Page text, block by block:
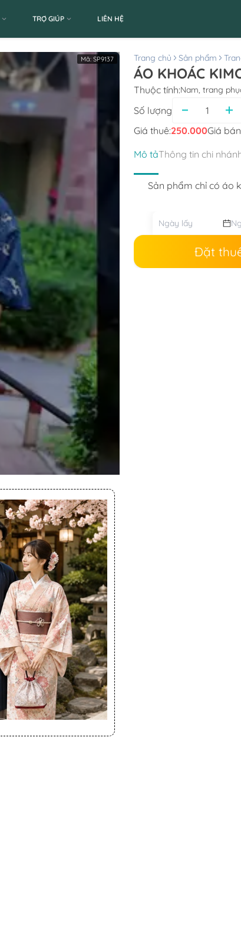
TRỢ GIÚP LIÊN HỆ
Mã: SP9137 Trang chủ Sản phẩm
ÁO KHOÁC
Thuộc tính:Nam, trang
Số lượng
Giá thuê:250.000Giá
Mô tảThông tin chi
Sản phẩm chỉ có áo
Đặt